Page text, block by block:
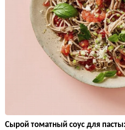
Сырой томатный соус для